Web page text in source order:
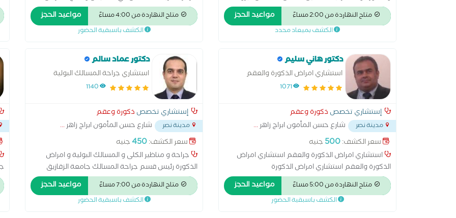
عبر الإحليل استئصال البروستاتا عن طريق فتح البطن
استئصال الكلية الغسيل البريتوني تفتيت الحصوات زراعة
الكلى علاج الاستسقاء عملية البروستاتا بالليزر عملية
الحبل المنوي
متاح النهاردة من 2:00 مساءً مواعيد الحجز
الكشف بميعاد محدد
الجلدية والتناسلية والذكورة، و أمراض الشعر وتساقطه،
مشاكل البشرة والعناية بها ، حب الشباب وآثاره، الأمراض
المنقولة جنسيًا، ومشكلات الصحة الجنسية لدى الرجال.
الجراحية باستخدام أحدث التقنيات، وتشمل: • حقن الفيلر.
• حقن البوتوكس. • الميزوثيرابي للشعر والبشرة. • جلسات
النضارة وتجديد البشرة. • التقشير الكيميائي. • علاج آثار
حب الشباب والتصبغات. أحرص على تقديم رعاية طبية
مبنية على أحدث الأسس العلمية مع وضع خطة علاجية
وتجملية تناسب احتياجات كل مريض لتحقيق أفضل
النتائج بأعلى معايير الأمان والجودة.
متاح النهاردة من 4:00 مساءً مواعيد الحجز
الكشف باسبقية الحضور
دكتور هاني سليم
استشاري امراض الذكورة والعقم
استشاري امراض الذكورة والعقم
1071
إستشاري تخصص ذكورة وعقم
مدينة نصر شارع حسن المأمون ابراج زاهر...
سعر الكشف:500 جنيه
استشاري امراض الذكورة والعقم استشاري امراض
الذكورة والعقم استشاري امراض الذكورة
والعقماستشاري امراض الذكورة والعقماستشاري امراض
الذكورة والعقماستشاري امراض الذكورة
والعقماستشاري امراض الذكورة والعقم استشاري
متاح النهاردة من 5:00 مساءً مواعيد الحجز
الكشف باسبقية الحضور
دكتور عماد سالم
استشاري جراحة المسالك البولية
1140
إستشاري تخصص ذكورة وعقم
مدينة نصر شارع حسن المأمون ابراج زاهر...
سعر الكشف:450جنيه
جراحة و مناظير الكلى و المسالك البولية و امراض
الذكورة رئيس قسم جراحة المسالك جامعة الزقازيق
والعقم عند الرجال استشاري بالمعهد القومى للكلى
والمسالك البولية (القاهرة) و مستشفى كيلوبترا
ومستشفي التحرير العام
متاح النهاردة من 7:00 مساءً مواعيد الحجز
الكشف باسبقية الحضور